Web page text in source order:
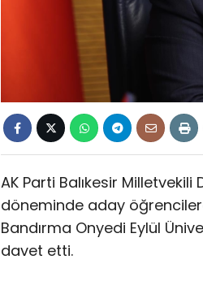
AK Parti Balıkesir
döneminde aday
Bandırma Onyedi Eylül
davet etti.